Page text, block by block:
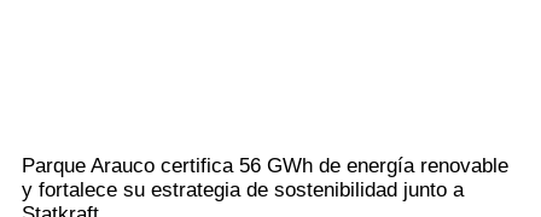
Parque Arauco certifica 56 GWh de energía renovable
y fortalece su estrategia de sostenibilidad junto a